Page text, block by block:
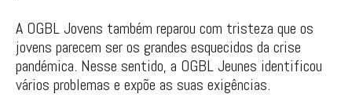
A OGBL Jovens também reparou com tristeza que os
jovens parecem ser os grandes esquecidos da crise
pandémica. Nesse sentido, a OGBL Jeunes identificou
vários problemas e expõe as suas exigências.